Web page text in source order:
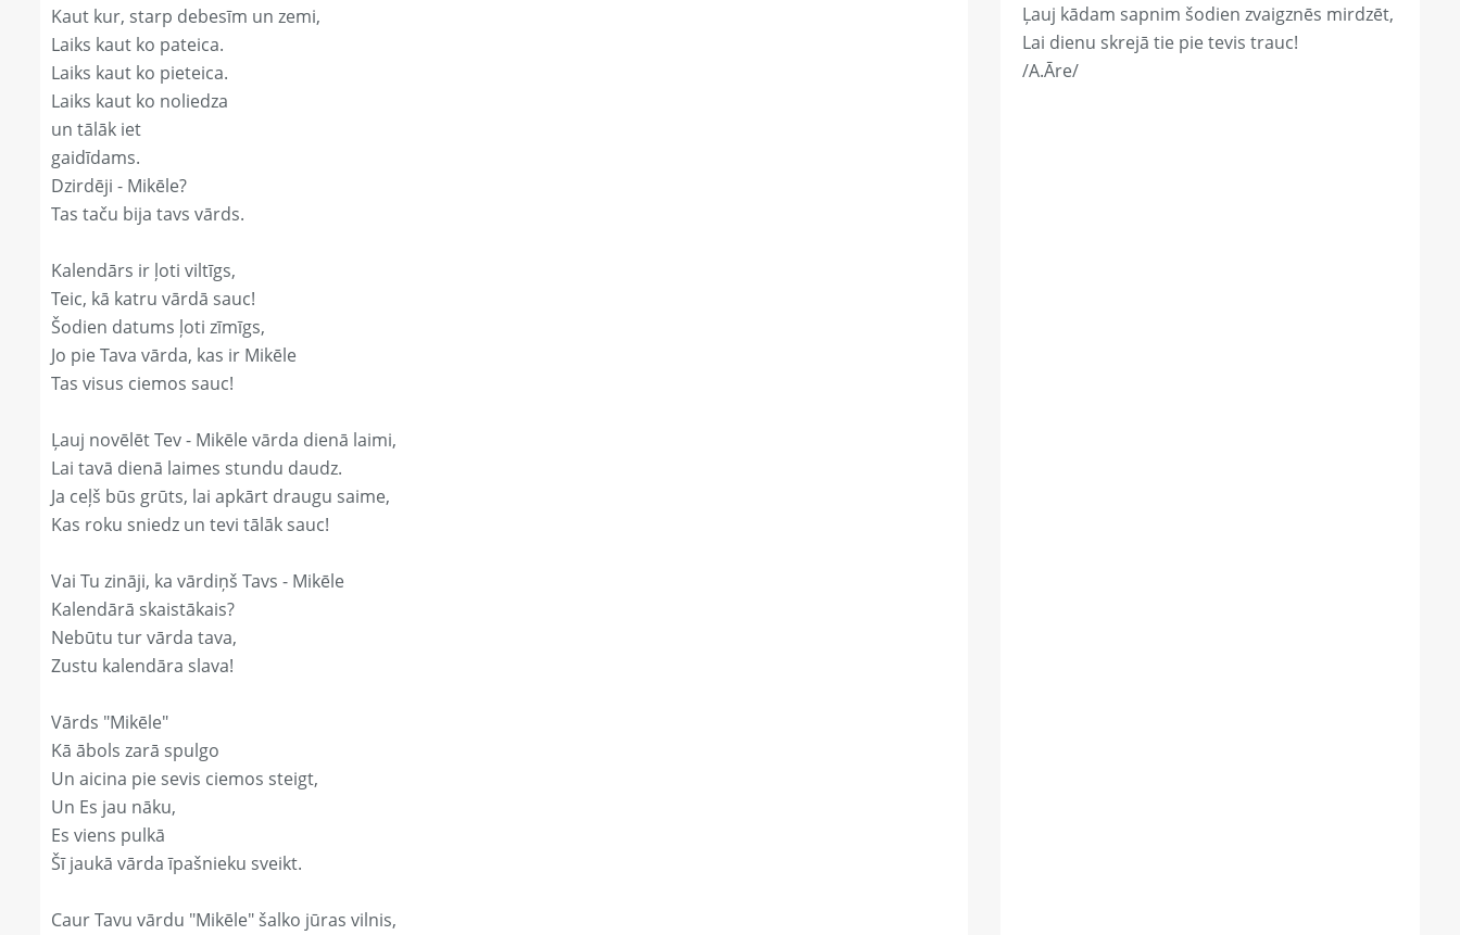
Kaut kur, starp debesīm un zemi,
Laiks kaut ko pateica.
Laiks kaut ko pieteica.
Laiks kaut ko noliedza
un tālāk iet
gaidīdams.
Dzirdēji - Mikēle?
Tas taču bija tavs vārds.
Kalendārs ir ļoti viltīgs,
Teic, kā katru vārdā sauc!
Šodien datums ļoti zīmīgs,
Jo pie Tava vārda, kas ir Mikēle
Tas visus ciemos sauc!
Ļauj novēlēt Tev - Mikēle vārda dienā laimi,
Lai tavā dienā laimes stundu daudz.
Ja ceļš būs grūts, lai apkārt draugu saime,
Kas roku sniedz un tevi tālāk sauc!
Vai Tu zināji, ka vārdiņš Tavs - Mikēle
Kalendārā skaistākais?
Nebūtu tur vārda tava,
Zustu kalendāra slava!
Vārds "Mikēle"
Kā ābols zarā spulgo
Un aicina pie sevis ciemos steigt,
Un Es jau nāku,
Es viens pulkā
Šī jaukā vārda īpašnieku sveikt.
Caur Tavu vārdu "Mikēle" šalko jūras vilnis,
Ļauj kādam sapnim šodien zvaigznēs mirdzēt,
Lai dienu skrejā tie pie tevis trauc!
/A.Āre/